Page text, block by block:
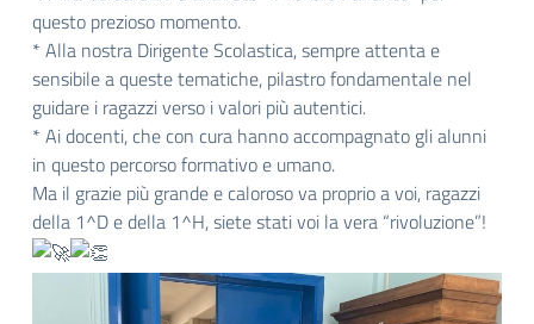
questo prezioso momento.
* Alla nostra Dirigente Scolastica, sempre attenta e
sensibile a queste tematiche, pilastro fondamentale nel
guidare i ragazzi verso i valori più autentici.
* Ai docenti, che con cura hanno accompagnato gli alunni
in questo percorso formativo e umano.
Ma il grazie più grande e caloroso va proprio a voi, ragazzi
della 1^D e della 1^H, siete stati voi la vera “rivoluzione”!